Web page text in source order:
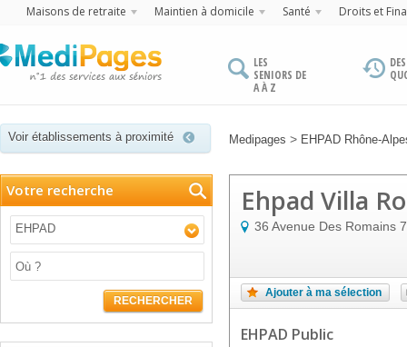
Maisons de retraite Maintien à domicile Santé Droits et
LES
SENIORS DE
A À Z
Voir établissements à proximité Medipages > EHPAD Rhône-
Votre recherche
EHPAD
RECHERCHER
Ehpad Villa
36 Avenue Des Romains
Ajouter à ma sélection
EHPAD Public